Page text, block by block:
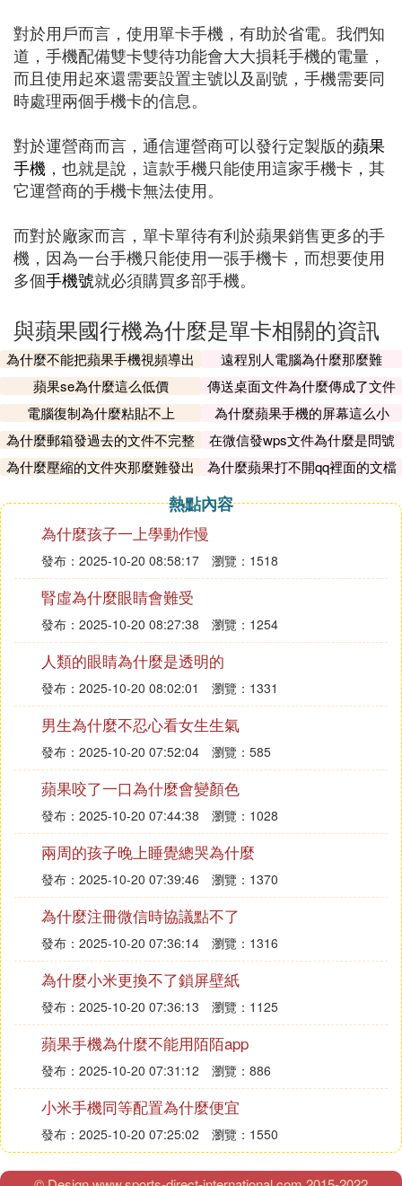
對於用戶而言，使用單卡手機，有助於省電。我們知
道，手機配備雙卡雙待功能會大大損耗手機的電量，
而且使用起來還需要設置主號以及副號，手機需要同
時處理兩個手機卡的信息。
對於運營商而言，通信運營商可以發行定製版的蘋果
手機 ，也就是說，這款手機只能使用這家手機卡，其
它運營商的手機卡無法使用。
而對於廠家而言，單卡單待有利於蘋果銷售更多的手
機，因為一台手機只能使用一張手機卡，而想要使用
多個手機號就必須購買多部手機。
與蘋果國行機為什麼是單卡相關的資訊
為什麼不能把蘋果手機視頻導出
遠程別人電腦為什麼那麼難
蘋果se為什麼這么低價
傳送桌面文件為什麼傳成了文件
夾
電腦復制為什麼粘貼不上
為什麼蘋果手機的屏幕這么小
為什麼郵箱發過去的文件不完整
呢
在微信發wps文件為什麼是問號
為什麼壓縮的文件夾那麼難發出
為什麼蘋果打不開qq裡面的文檔
熱點內容
為什麼孩子一上學動作慢
發布：2025-10-20 08:58:17 瀏覽：1518
腎虛為什麼眼睛會難受
發布：2025-10-20 08:27:38 瀏覽：1254
人類的眼睛為什麼是透明的
發布：2025-10-20 08:02:01 瀏覽：1331
男生為什麼不忍心看女生生氣
發布：2025-10-20 07:52:04 瀏覽：585
蘋果咬了一口為什麼會變顏色
發布：2025-10-20 07:44:38 瀏覽：1028
兩周的孩子晚上睡覺總哭為什麼
發布：2025-10-20 07:39:46 瀏覽：1370
為什麼注冊微信時協議點不了
發布：2025-10-20 07:36:14 瀏覽：1316
為什麼小米更換不了鎖屏壁紙
發布：2025-10-20 07:36:13 瀏覽：1125
蘋果手機為什麼不能用陌陌app
發布：2025-10-20 07:31:12 瀏覽：886
小米手機同等配置為什麼便宜
發布：2025-10-20 07:25:02 瀏覽：1550